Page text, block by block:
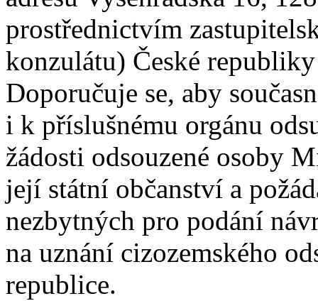
prostřednictvím
konzulátu) České
Doporučuje se, aby
i k příslušnému orgánu
žádosti odsouzené osoby
její státní občanství a
nezbytných pro podání
na uznání cizozemského
republice.